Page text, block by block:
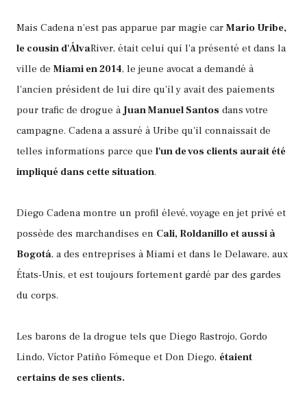
Mais Cadena n'est pas apparue par magie car Mario Uribe,
le cousin d'ÁlvaRiver, était celui qui l'a présenté et dans la
ville de Miami en 2014, le jeune avocat a demandé à
l'ancien président de lui dire qu'il y avait des paiements
pour trafic de drogue à Juan Manuel Santos dans votre
campagne. Cadena a assuré à Uribe qu'il connaissait de
telles informations parce que l'un de vos clients aurait été
impliqué dans cette situation.
Diego Cadena montre un profil élevé, voyage en jet privé et
possède des marchandises en Cali, Roldanillo et aussi à
Bogotá, a des entreprises à Miami et dans le Delaware, aux
États-Unis, et est toujours fortement gardé par des gardes
du corps.
Les barons de la drogue tels que Diego Rastrojo, Gordo
Lindo, Víctor Patiño Fómeque et Don Diego, étaient
certains de ses clients.